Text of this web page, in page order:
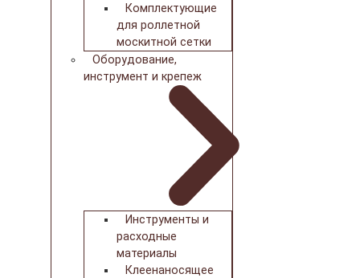
Комплектующие
для роллетной
москитной сетки
Оборудование,
инструмент и крепеж
Инструменты и
расходные
материалы
Клеенаносящее